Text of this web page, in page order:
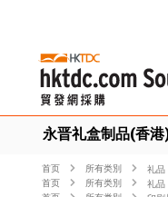
永晋礼盒制品(香港
首页 所有类別
礼品
首页
所有类別 礼品